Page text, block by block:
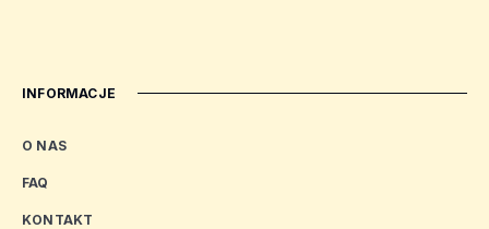
INFORMACJE
O NAS
FAQ
KONTAKT